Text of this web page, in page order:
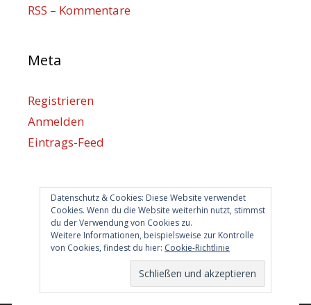
Datenschutz & Cookies: Diese Website verwendet
Cookies. Wenn du die Website weiterhin nutzt, stimmst
du der Verwendung von Cookies zu.
Weitere Informationen, beispielsweise zur Kontrolle
von Cookies, findest du hier: Cookie-Richtlinie
RSS – Kommentare
Meta
Registrieren
Anmelden
Eintrags-Feed
WordPress.org
Berlin hilft
info@berlin-hilft.com